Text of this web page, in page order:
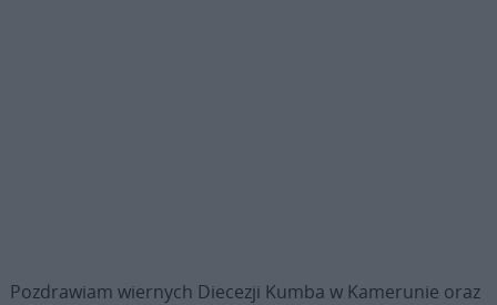
Pozdrawiam wiernych Diecezji Kumba w Kamerunie oraz